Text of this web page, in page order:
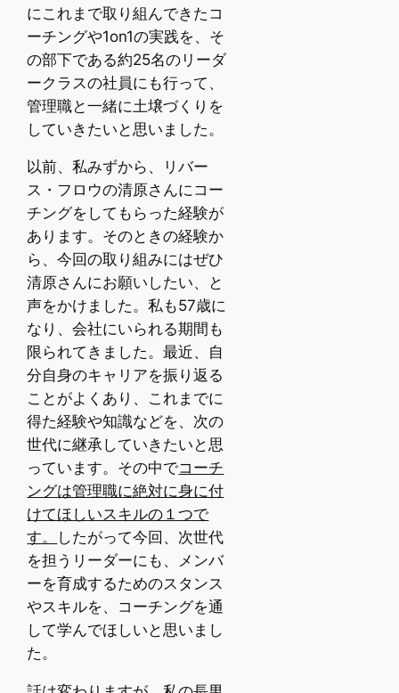
にこれまで取り組んできたコ
ーチングや1on1の実践を、そ
の部下である約25名のリーダ
ークラスの社員にも行って、
管理職と一緒に土壌づくりを
していきたいと思いました。
以前、私みずから、リバー
ス・フロウの清原さんにコー
チングをしてもらった経験が
あります。そのときの経験か
ら、今回の取り組みにはぜひ
清原さんにお願いしたい、と
声をかけました。私も57歳に
なり、会社にいられる期間も
限られてきました。最近、自
分自身のキャリアを振り返る
ことがよくあり、これまでに
得た経験や知識などを、次の
世代に継承していきたいと思
っています。その中でコーチ
ングは管理職に絶対に身に付
けてほしいスキルの１つで
す。
したがって今回、次世代
を担うリーダーにも、メンバ
ーを育成するためのスタンス
やスキルを、コーチングを通
して学んでほしいと思いまし
た。